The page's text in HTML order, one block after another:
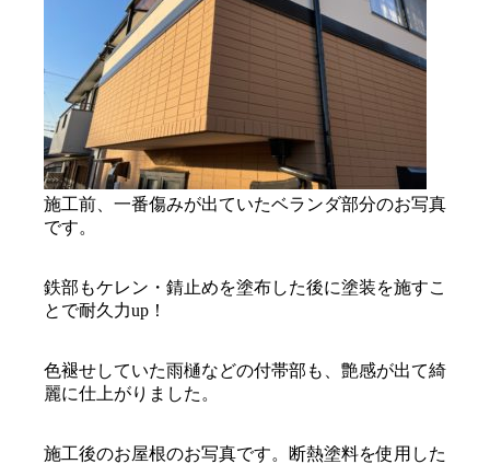
施工前、一番傷みが出ていたベランダ部分のお写真
です。
鉄部もケレン・錆止めを塗布した後に塗装を施すこ
とで耐久力up！
色褪せしていた雨樋などの付帯部も、艶感が出て綺
麗に仕上がりました。
施工後のお屋根のお写真です。断熱塗料を使用した